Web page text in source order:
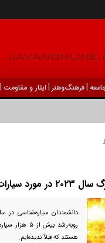
|فرهنگ‌و‌هنر | ایثار و مقاومت |
دانشمندان سیاره‌شناسی در
روبه‌رشد
هستند که قبلاً ندیده‌ایم.